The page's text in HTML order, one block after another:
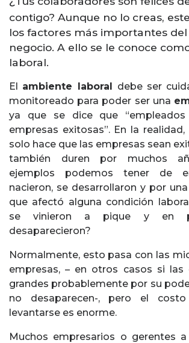
contigo? Aunque no lo creas,
los factores más importantes
negocio. A ello se le conoce
laboral.
El ambiente laboral debe ser
monitoreado para poder ser una
ya que se dice que “empleados
empresas exitosas”. En la
solo hace que las empresas sean
también duren por muchos
ejemplos podemos tener de
nacieron, se desarrollaron y por
que afectó alguna condición
se vinieron a pique y en
desaparecieron?
Normalmente, esto pasa con las
empresas, – en otros casos si las
grandes probablemente por su
no desaparecen-, pero el
levantarse es enorme.
Muchos empresarios o gerentes